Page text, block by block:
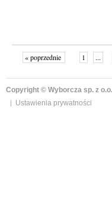
« poprzednie 1 ...
Copyright © Wyborcza sp. z o.o.
Ustawienia prywatności